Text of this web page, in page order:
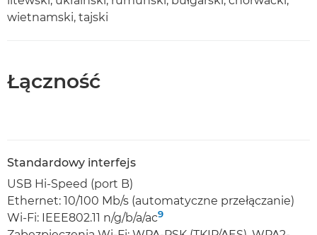
wietnamski, tajski
Łączność
Standardowy interfejs
USB Hi-Speed (port B)
Ethernet: 10/100 Mb/s (automatyczne przełączanie)
Wi-Fi: IEEE802.11 n/g/b/a/ac9